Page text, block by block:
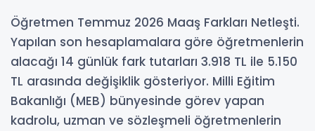
Öğretmen Temmuz 2026 Maaş Farkları Netleşti.
Yapılan son hesaplamalara göre öğretmenlerin
alacağı 14 günlük fark tutarları 3.918 TL ile 5.150​​​​​​​
TL arasında değişiklik gösteriyor. Milli Eğitim
Bakanlığı (MEB) bünyesinde görev yapan
kadrolu, uzman ve sözleşmeli öğretmenlerin